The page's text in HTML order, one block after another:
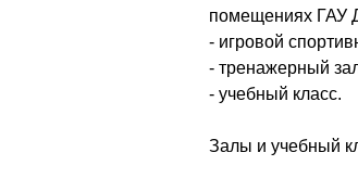
помещениях ГАУ
- игровой
- тренажерный
- учебный класс.
Залы и учебный